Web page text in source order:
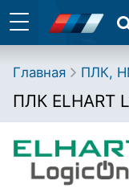
Главная ПЛК,
ПЛК ELHART